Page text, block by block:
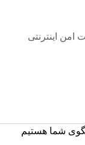
امن اینترنتی